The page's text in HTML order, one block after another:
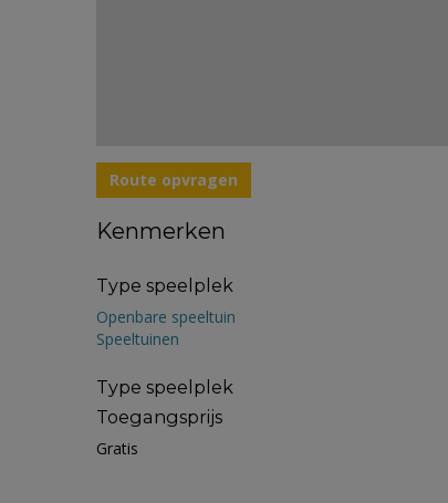
Route opvragen
Kenmerken
Type speelplek
Openbare speeltuin
Speeltuinen
Type speelplek
Toegangsprijs
Gratis